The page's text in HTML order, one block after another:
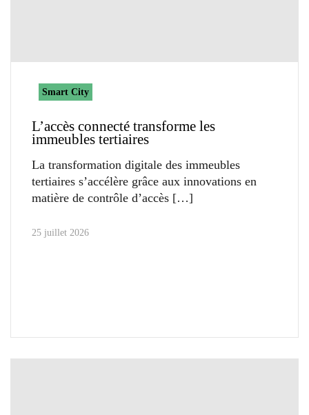
Smart City
L’accès connecté transforme les
immeubles tertiaires
La transformation digitale des immeubles
tertiaires s’accélère grâce aux innovations en
matière de contrôle d’accès
25 juillet 2026